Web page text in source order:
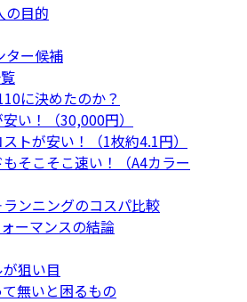
の目的
ター候補
に決めたのか？
い！（30,000円）
トが安い！（1枚約4.1円）
そこそこ速い！（A4カラー
ンニングのコスパ比較
ーマンスの結論
狙い目
無いと困るもの